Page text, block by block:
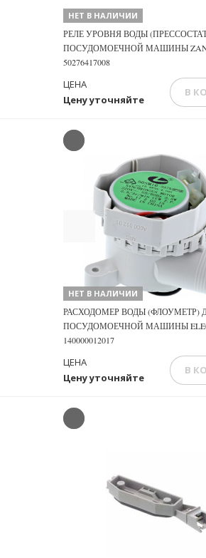
НЕТ В НАЛИЧИИ
РЕЛЕ УРОВНЯ ВОДЫ
ПОСУДОМОЕЧНОЙ МАШИНЫ
50276417008
Цену уточняйте
ЦЕНА
В
Previous
НЕТ В НАЛИЧИИ
РАСХОДОМЕР ВОДЫ (ФЛОУМЕТР)
ПОСУДОМОЕЧНОЙ МАШИНЫ
140000012017
Цену уточняйте
ЦЕНА
В